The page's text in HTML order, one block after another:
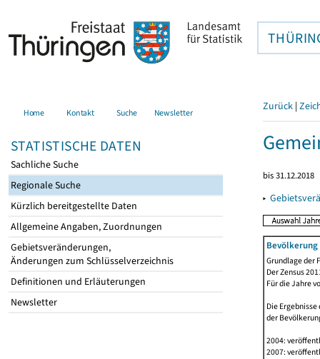
Home Kontakt Suche Newsletter
STATISTISCHE DATEN
Sachliche Suche
Regionale Suche
Kürzlich bereitgestellte Daten
Allgemeine Angaben, Zuordnungen
Gebietsveränderungen,
Änderungen zum Schlüsselverzeichnis
Definitionen und Erläuterungen
Newsletter
Zurück |
bis 31.12.2018
▸
Grundlage der
Der Zensus
Für die Jahre
Die
der
2004:
2007: